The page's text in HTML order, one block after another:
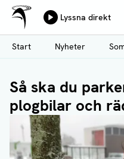
Hoppa
till
huvudinnehåll
Ålands Radio & TV
Lyssna direkt
Start
Nyheter
Så ska du
plogbilar och